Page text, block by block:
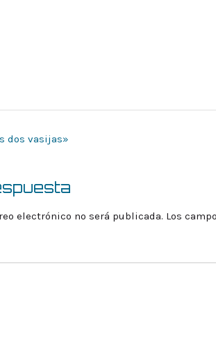
dos vasijas»
electrónico no será publicada. Los